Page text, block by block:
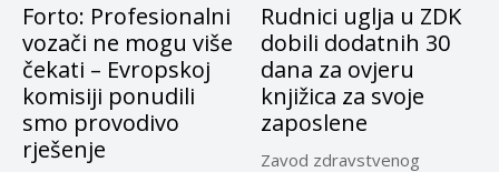
Forto: Profesionalni
vozači ne mogu više
čekati – Evropskoj
komisiji ponudili
smo provodivo
rješenje
Rudnici uglja u ZDK
dobili dodatnih 30
dana za ovjeru
knjižica za svoje
zaposlene
Zavod zdravstvenog